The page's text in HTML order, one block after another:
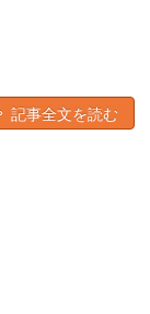
記事全文を読む